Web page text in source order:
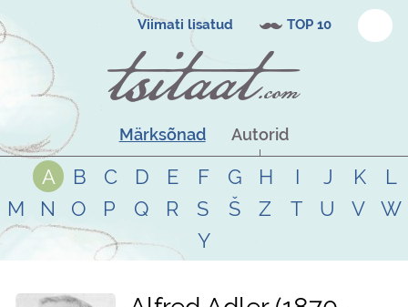
Viimati lisatud TOP 10
Märksõnad Autorid
A B C D E F G H I J K
L
M
N O P Q R S Š Z T U V
W
Y